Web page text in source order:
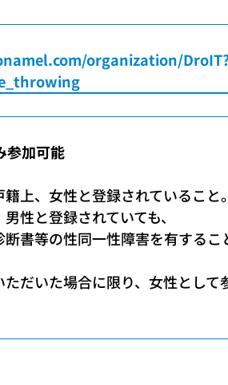
organization/
参加可能
籍上、女性と登録されていること
性と登録されていても、
書等の性同一性障害を有するこ
だいた場合に限り、女性として